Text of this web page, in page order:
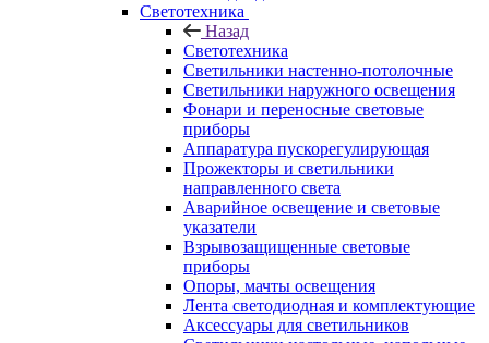
Светотехника
Назад
Светотехника
Светильники настенно-потолочные
Светильники наружного освещения
Фонари и переносные световые
приборы
Аппаратура пускорегулирующая
Прожекторы и светильники
направленного света
Аварийное освещение и световые
указатели
Взрывозащищенные световые
приборы
Опоры, мачты освещения
Лента светодиодная и комплектующие
Аксессуары для светильников